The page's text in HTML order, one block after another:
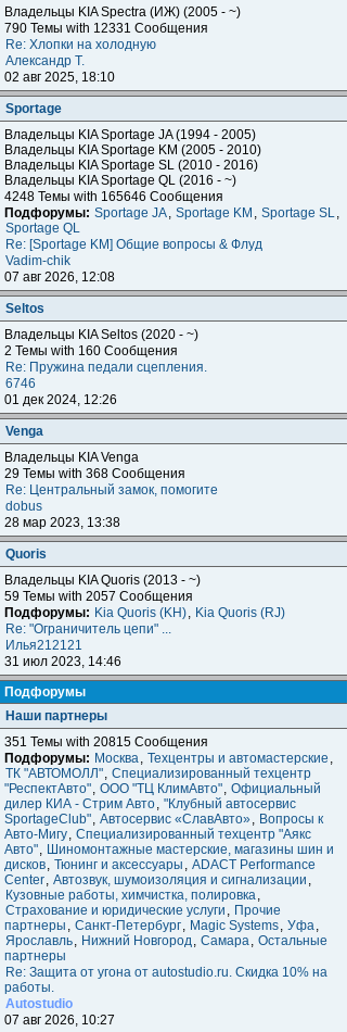
Владельцы KIA Spectra (ИЖ) (2005 - ~)
790 Темы with 12331 Сообщения
Re: Хлопки на холодную
Александр Т.
02 авг 2025, 18:10
Sportage
Владельцы KIA Sportage JA (1994 - 2005)
Владельцы KIA Sportage KM (2005 - 2010)
Владельцы KIA Sportage SL (2010 - 2016)
Владельцы KIA Sportage QL (2016 - ~)
4248 Темы with 165646 Сообщения
Подфорумы: Sportage JA, Sportage KM , Sportage SL,
Sportage QL
Re: [Sportage KM] Общие вопросы & Флуд
Vadim-chik
07 авг 2026, 12:08
Seltos
Владельцы KIA Seltos (2020 - ~)
2 Темы with 160 Сообщения
Re: Пружина педали сцепления.
6746
01 дек 2024, 12:26
Venga
Владельцы KIA Venga
29 Темы with 368 Сообщения
Re: Центральный замок, помогите
dobus
28 мар 2023, 13:38
Quoris
Владельцы KIA Quoris (2013 - ~)
59 Темы with 2057 Сообщения
Подфорумы: Kia Quoris (KH), Kia Quoris (RJ)
Re: "Ограничитель цепи" ...
Илья212121
31 июл 2023, 14:46
Подфорумы
Наши партнеры
351 Темы with 20815 Сообщения
Подфорумы: Москва, Техцентры и автомастерские ,
ТК "АВТОМОЛЛ", Специализированный техцентр
"РеспектАвто", ООО "ТЦ КлимАвто", Официальный
дилер КИА - Стрим Авто, "Клубный автосервис
SportageClub", Автосервис «СлавАвто», Вопросы к
Авто-Мигу, Специализированный техцентр "Аякс
Авто", Шиномонтажные мастерские, магазины шин и
дисков, Тюнинг и аксессуары , ADACT Performance
Center, Автозвук, шумоизоляция и сигнализации ,
Кузовные работы, химчистка, полировка,
Страхование и юридические услуги , Прочие
партнеры , Санкт-Петербург, Magic Systems, Уфа,
Ярославль, Нижний Новгород, Самара, Остальные
партнеры
Re: Защита от угона от autostudio.ru. Скидка 10% на
работы.
Autostudio
07 авг 2026, 10:27